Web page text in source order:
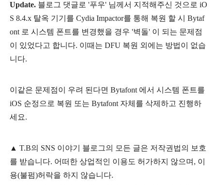
Update. 블로그 댓글로 '푸우' 님께서 지적해주신 것으로 iO
S 8.4.x 탈옥 기기를 Cydia Impactor를 통해 복원 할 시 Bytaf
ont 로 시스템 폰트를 변경했을 경우 '벽돌' 이 되는 문제점
이 있었다고 합니다. 이때는 DFU 복원 외에는 방법이 없습
니다.
이같은 문제점이 우려 된다면 Bytafont 에서 시스템 폰트를
iOS 순정으로 복원 또는 Bytafont 자체를 삭제하고 진행하
세요.
▲ T.B의 SNS 이야기 블 로그의 모든 글은 저작권법의 보호
를 받습니다. 어떠한 상업적인 이용도 허가하지 않으며, 이
용(불펌)허락을 하지 않습니다.